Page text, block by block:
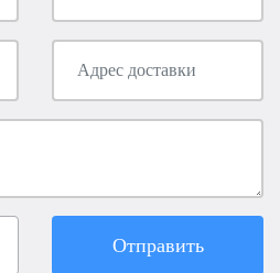
Отправить